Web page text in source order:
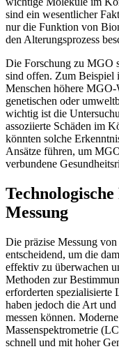
sind ein wesentlicher
nur die Funktion von
den Alterungsprozess
Die Forschung zu MGO
sind offen. Zum Beispiel
Menschen höhere MGO-
genetischen oder
wichtig ist die
assoziierte Schäden im
könnten solche
Ansätze führen, um
verbundene
Messung
Die präzise Messung
entscheidend, um die
effektiv zu überwachen
Methoden zur
erforderten spezialisierte
haben jedoch die Art
messen können.
Massenspektrometrie
schnell und mit hoher